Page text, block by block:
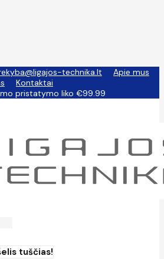
technika.lt
Apie mus
Kontaktai
pristatymo liko €99.99
tuščias!